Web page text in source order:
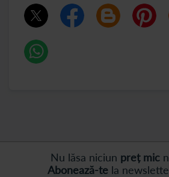
Nu lăsa niciun preț mic
Abonează-tela